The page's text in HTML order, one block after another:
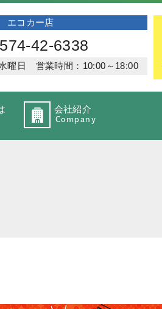
エコカー店
42-6338
曜日 営業時間：10:00～18:00
会社紹介
Company